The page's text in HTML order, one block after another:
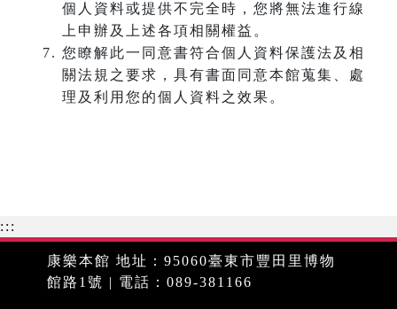
個人資料或提供不完全時，您將無法進行線
上申辦及上述各項相關權益。
您瞭解此一同意書符合個人資料保護法及相
關法規之要求，具有書面同意本館蒐集、處
理及利用您的個人資料之效果。
:::
康樂本館 地址：95060臺東市豐田里博物
館路1號 | 電話：089-381166